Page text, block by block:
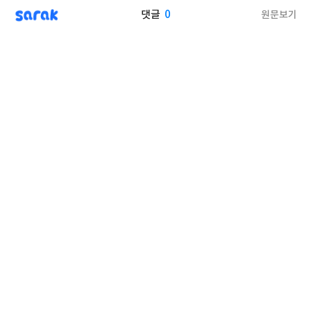
sarak 댓글 0 원문보기